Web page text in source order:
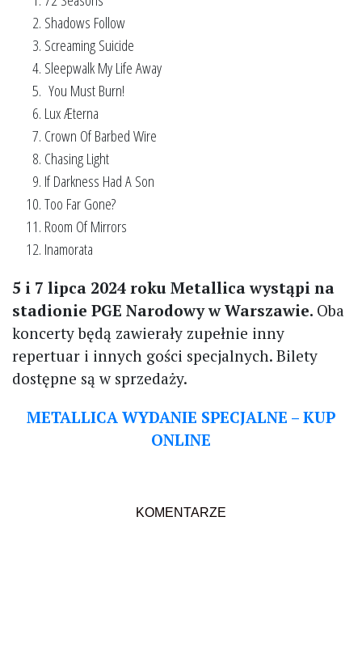
Shadows Follow
Screaming Suicide
Sleepwalk My Life Away
You Must Burn!
Lux Æterna
Crown Of Barbed Wire
Chasing Light
If Darkness Had A Son
Too Far Gone?
Room Of Mirrors
Inamorata
5 i 7 lipca 2024 roku Metallica wystąpi na
stadionie PGE Narodowy w Warszawie. Oba
koncerty będą zawierały zupełnie inny
repertuar i innych gości specjalnych. Bilety
dostępne są w sprzedaży.
METALLICA WYDANIE SPECJALNE – KUP
ONLINE
KOMENTARZE